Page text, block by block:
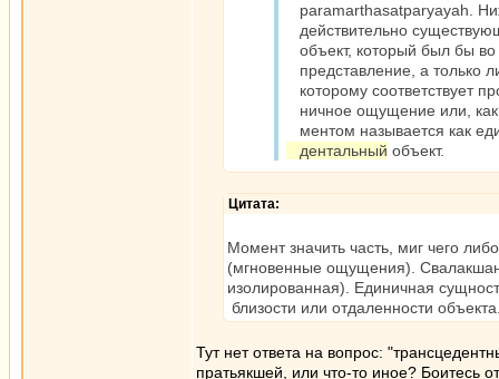
paramarthasatparyayah.
действительно
объект, который был бы
представление, а только
которому соответствует
ничное ощущение или,
ментом называется как
дентальный объект.
Цитата:
Момент значить часть, миг чего
(мгновенные ощущения).
изолированная). Единичная
близости или отдаленности
Тут нет ответа на вопрос:
пратьякшей, или что-то иное? Боитесь